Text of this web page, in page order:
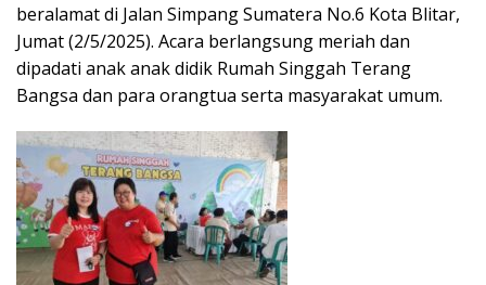
beralamat di Jalan Simpang Sumatera No.6 Kota Blitar,
Jumat (2/5/2025). Acara berlangsung meriah dan
dipadati anak anak didik Rumah Singgah Terang
Bangsa dan para orangtua serta masyarakat umum.